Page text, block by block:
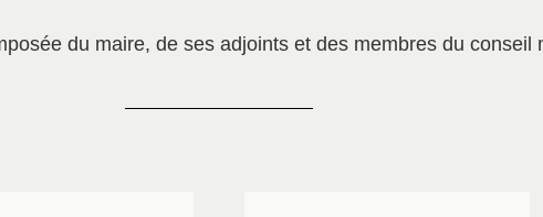
du maire, de ses adjoints et des membres du conseil